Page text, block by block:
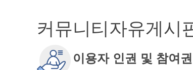
커뮤니티자유게시
이용자 인권 및 참여